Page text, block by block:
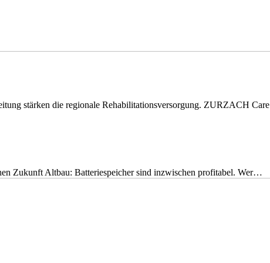
stärken die regionale Rehabilitationsversorgung. ZURZACH
Zukunft Altbau: Batteriespeicher sind inzwischen profitabel. Wer…